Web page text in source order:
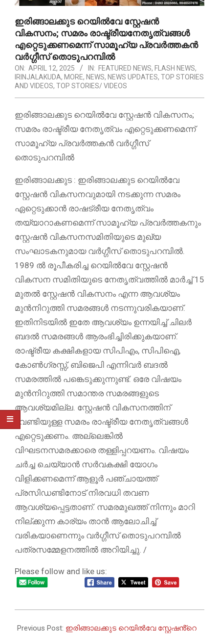
ഇരിങ്ങാലക്കുട റെയിൽവേ സ്റ്റേഷൻ
വികസനം; സമരം രാഷ്ട്രീയനേതൃത്വങ്ങൾ
എറ്റെടുക്കണമെന്ന് സാമൂഹ്യ പ്രവർത്തകൻ
വർഗ്ഗീസ് തൊടുപറമ്പിൽ
ON: APRIL 12, 2025 IN: FEATURED NEWS, FLASH NEWS,
IRINJALAKUDA, MORE, NEWS, NEWS UPDATES, TOP STORIES
AND VIDEOS, TOP STORIES/ VIDEOS
ഇരിങ്ങാലക്കുട റെയിൽവേ സ്റ്റേഷൻ വികസനം;
സമരം രാഷ്ട്രീയ നേതൃത്വം എറ്റെടുക്കണമെന്ന്
സാമൂഹ്യ പ്രവർത്തകൻ വർഗ്ഗീസ്
തൊടുപറമ്പിൽ
ഇരിങ്ങാലക്കുട : ഇരിങ്ങാലക്കുട റെയിൽവേ
സ്റ്റേഷൻ വികസനവുമായി നടക്കുന്ന സമരം
ഏറ്റെടുക്കാൻ രാഷട്രീയ നേതൃത്വം
തയ്യാറാകണമെന്ന് സാമൂഹ്യ പ്രവർത്തകനും
സ്റ്റേഷൻ വികസനസമിതിയുടെ മുഖ്യ
സംഘാടകനുമായ വർഗ്ഗീസ് തൊടുപറമ്പിൽ.
1989 ൽ രൂപീകരിച്ച റെയിൽവേ സ്റ്റേഷൻ
വികസന സമിതിയുടെ നേതൃത്വത്തിൽ മാർച്ച് 15
മുതൽ സ്റ്റേഷൻ വികസനം എന്ന ആവശ്യം
മുൻനിറുത്തി സമരങ്ങൾ നടന്നുവരികയാണ്.
ഇതിനിടയിൽ ഇതേ ആവശ്യം ഉന്നയിച്ച് ചിലർ
ബദൽ സമരങ്ങൾ ആരംഭിച്ചിരിക്കുകയാണ്.
രാഷ്ട്രീയ കക്ഷികളായ സിപിഎം, സിപിഐ,
കോൺഗ്രസ്സ്, ബിജെപി എന്നിവർ ബദൽ
സമരത്തിൽ പങ്കെടുക്കുന്നുണ്ട്. ഒരേ വിഷയം
മുൻനിറുത്തി സമാന്തര സമരങ്ങളുടെ
ആവശ്യമില്ല. സ്റ്റേഷൻ വികസനത്തിന്
വേണ്ടിയുള്ള സമരം രാഷ്ട്രീയ നേതൃത്വങ്ങൾ
എറ്റെടുക്കണം. അല്ലെങ്കിൽ
വിഘടനസമരക്കാരെ തള്ളിപ്പറയണം. വിഷയം
ചർച്ച ചെയ്യാൻ സർവകക്ഷി യോഗം
വിളിക്കണമെന്ന് ആളൂർ പഞ്ചായത്ത്
പ്രസിഡണ്ടിനോട് നിരവധി തവണ
ആവശ്യപ്പെട്ടതാണ്. സമരമുഖത്ത് നിന്നും മാറി
നില്ക്കുന്ന കാര്യം താൻ ആലോചിച്ച്
വരികയാണെന്നും വർഗ്ഗീസ് തൊടുപറമ്പിൽ
പത്രസമ്മേളനത്തിൽ അറിയിച്ചു. /
Please follow and like us:
04-
Previous Post: ഇരിങ്ങാലക്കുട റെയിൽവേ സ്റ്റേഷൻ്റെ